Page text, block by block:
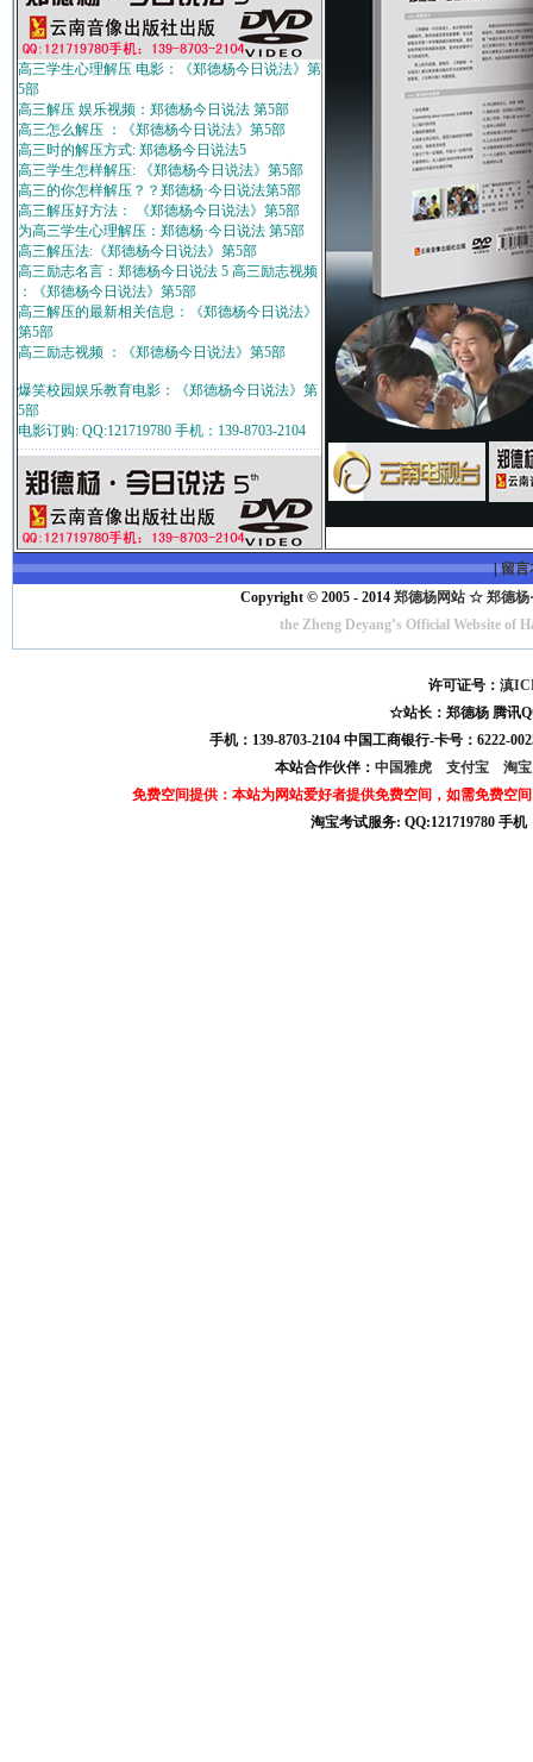
高三学生心理解压 电影：《郑德杨今日说法》第
5部
高三解压 娱乐视频：郑德杨今日说法 第5部
高三怎么解压 ：《郑德杨今日说法》第5部
高三时的解压方式: 郑德杨今日说法5
高三学生怎样解压: 《郑德杨今日说法》第5部
高三的你怎样解压？？郑德杨·今日说法第5部
高三解压好方法： 《郑德杨今日说法》第5部
为高三学生心理解压：郑德杨·今日说法 第5部
高三解压法:《郑德杨今日说法》第5部
高三励志名言：郑德杨今日说法 5 高三励志视频
：《郑德杨今日说法》第5部
高三解压的最新相关信息：《郑德杨今日说法》
第5部
高三励志视频 ：《郑德杨今日说法》第5部
爆笑校园娱乐教育电影：《郑德杨今日说法》第
5部
电影订购: QQ:121719780 手机：139-8703-2104
|留言
Copyright © 2005 - 2014 郑德杨网站 ☆ 郑德杨
the Zheng Deyang’s Official Website
许可证号：滇
☆站长：郑德杨 腾讯
手机：139-8703-2104 中国工商银行-卡号：6222-
本站合作伙伴： 中国雅虎 支付宝
淘
免费空间提供：本站为网站爱好者提供免费空间，如需免费空
淘宝考试服务: QQ:121719780 手